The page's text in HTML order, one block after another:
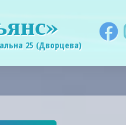
25 (Дворцева)